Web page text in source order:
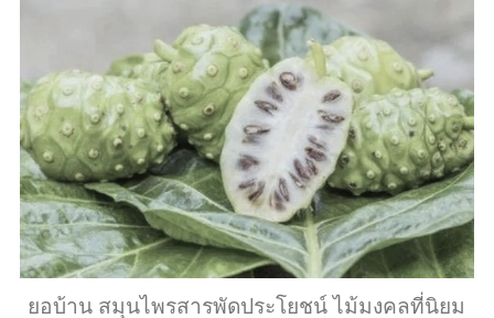
ยอบ้าน สมุนไพรสารพัดประโยชน์ ไม้มงคลที่นิยม